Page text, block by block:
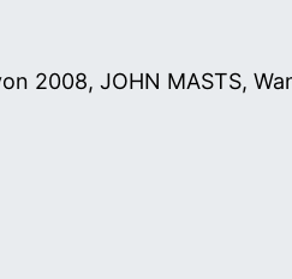
2008, JOHN MASTS,